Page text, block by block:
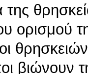
της
ορισμού
βιώνουν